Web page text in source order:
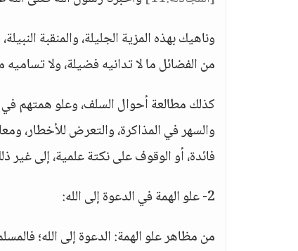
وناهيك بهذه المزية الجليلة، والمنقبة
من الفضائل ما لا تدانيه فضيلة، ولا تساميه
كذلك مطالعة أحوال السلف، وعلو همتهم في
والسهر في المذاكرة، والتعرض للأخطار،
فائدة، أو الوقوف على نكتة علمية، إلى
2- علو الهمة في الدعوة إلى الله:
من مظاهر علو الهمة: الدعوة إلى الله؛